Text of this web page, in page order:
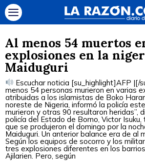
Al menos 54 muertos
explosiones en la
Maiduguri
Escuchar noticia [su_highlight]AFP |[/
menos 54 personas murieron en varias
atribuidas a los islamistas de Boko
noreste de Nigeria, informó la policía
murieron y otras 90 resultaron heridas”,
policía del Estado de Borno, Victor Isuku,
que se produjeron el domingo por la
Maiduguri. Un anterior balance era de al
Según los equipos de socorro y los
tres explosiones diferentes en los
Ajilarien. Pero, según